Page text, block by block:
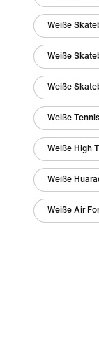
Weiße
Weiße
Weiße
Weiße
Weiße High
Weiße
Weiße Air